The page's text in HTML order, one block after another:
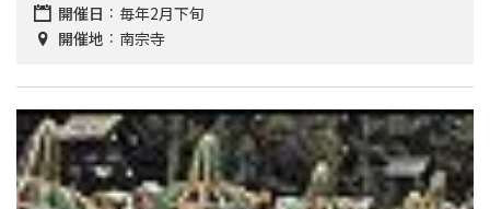
開催日
毎年2月下旬
開催地
南宗寺